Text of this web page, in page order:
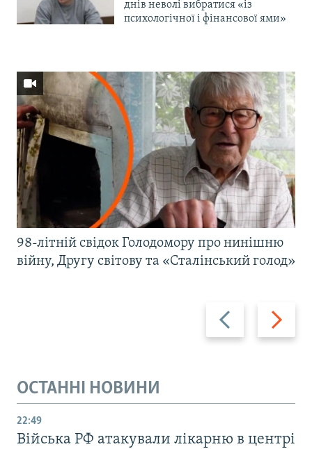
днів неволі вибратися «із
психологічної і фінансової ями»
Назад Вперед
98-літній свідок Голодомору про нинішню
війну, Другу світову та «Сталінський голод»
ОСТАННІ НОВИНИ
22:49
Війська РФ атакували лікарню в центрі